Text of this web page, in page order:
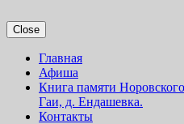
Close
Главная
Афиша
Книга памяти
Гаи, д. Ендашевка.
Контакты